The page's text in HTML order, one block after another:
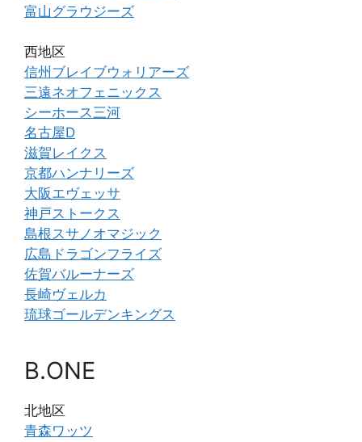
富山グラウジーズ
西地区
信州ブレイブウォリアーズ
三遠ネオフェニックス
シーホース三河
名古屋D
滋賀レイクス
京都ハンナリーズ
大阪エヴェッサ
神戸ストークス
島根スサノオマジック
広島ドラゴンフライズ
佐賀バルーナーズ
長崎ヴェルカ
琉球ゴールデンキングス
B.ONE
北地区
青森ワッツ